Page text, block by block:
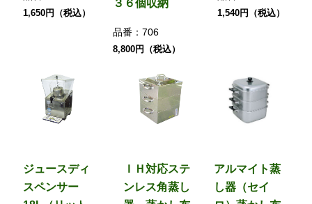
1,650円（税込）
３６個収納
品番：706
8,800円（税込）
1,540円（税込）
ジュースディ
スペンサー
ＩＨ対応ステ
ンレス角蒸し
アルマイト蒸
し器（セイ